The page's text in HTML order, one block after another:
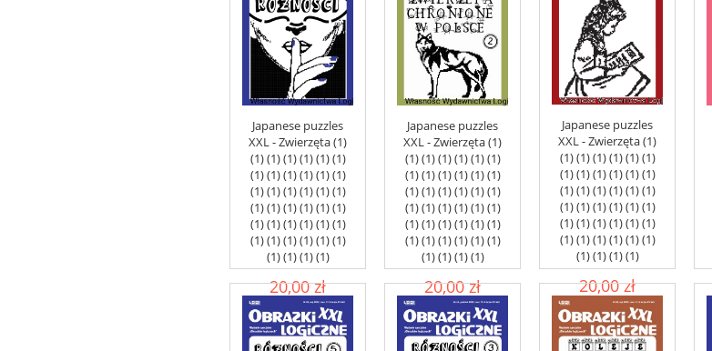
Japanese puzzles
XXL - Zwierzęta (1)
(1) (1) (1) (1) (1) (1)
(1) (1) (1) (1) (1) (1)
(1) (1) (1) (1) (1) (1)
(1) (1) (1) (1) (1) (1)
(1) (1) (1) (1) (1) (1)
(1) (1) (1) (1) (1) (1)
(1) (1) (1) (1)
20,00 zł
add to cart
Japanese puzzles
XXL - Zwierzęta (1)
(1) (1) (1) (1) (1) (1)
(1) (1) (1) (1) (1) (1)
(1) (1) (1) (1) (1) (1)
(1) (1) (1) (1) (1) (1)
(1) (1) (1) (1) (1) (1)
(1) (1) (1) (1) (1) (1)
(1) (1) (1) (1)
20,00 zł
add to cart
Japanese puzzles
XXL - Zwierzęta (1)
(1) (1) (1) (1) (1) (1)
(1) (1) (1) (1) (1) (1)
(1) (1) (1) (1) (1) (1)
(1) (1) (1) (1) (1) (1)
(1) (1) (1) (1) (1) (1)
(1) (1) (1) (1) (1) (1)
(1) (1) (1) (1)
20,00 zł
add to cart